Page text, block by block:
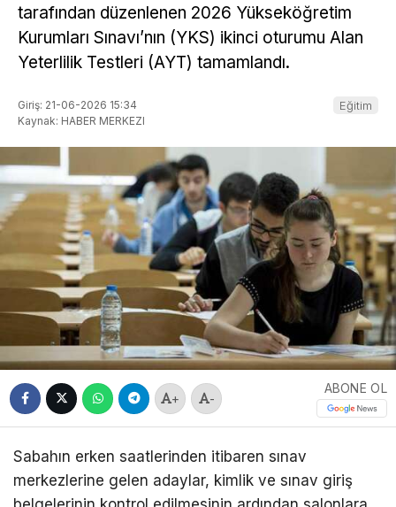
tarafından düzenlenen 2026 Yükseköğretim
Kurumları Sınavı’nın (YKS) ikinci oturumu Alan
Yeterlilik Testleri (AYT) tamamlandı.
Giriş: 21-06-2026 15:34
Kaynak: HABER MERKEZI
Eğitim
+ -
ABONE OL
Sabahın erken saatlerinden itibaren sınav
merkezlerine gelen adaylar, kimlik ve sınav giriş